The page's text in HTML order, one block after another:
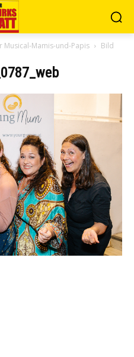
Musical-Mamis-und-Papis
Bild